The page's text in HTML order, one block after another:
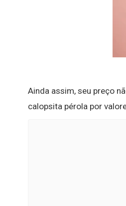
Ainda assim, seu preço
calopsita pérola por